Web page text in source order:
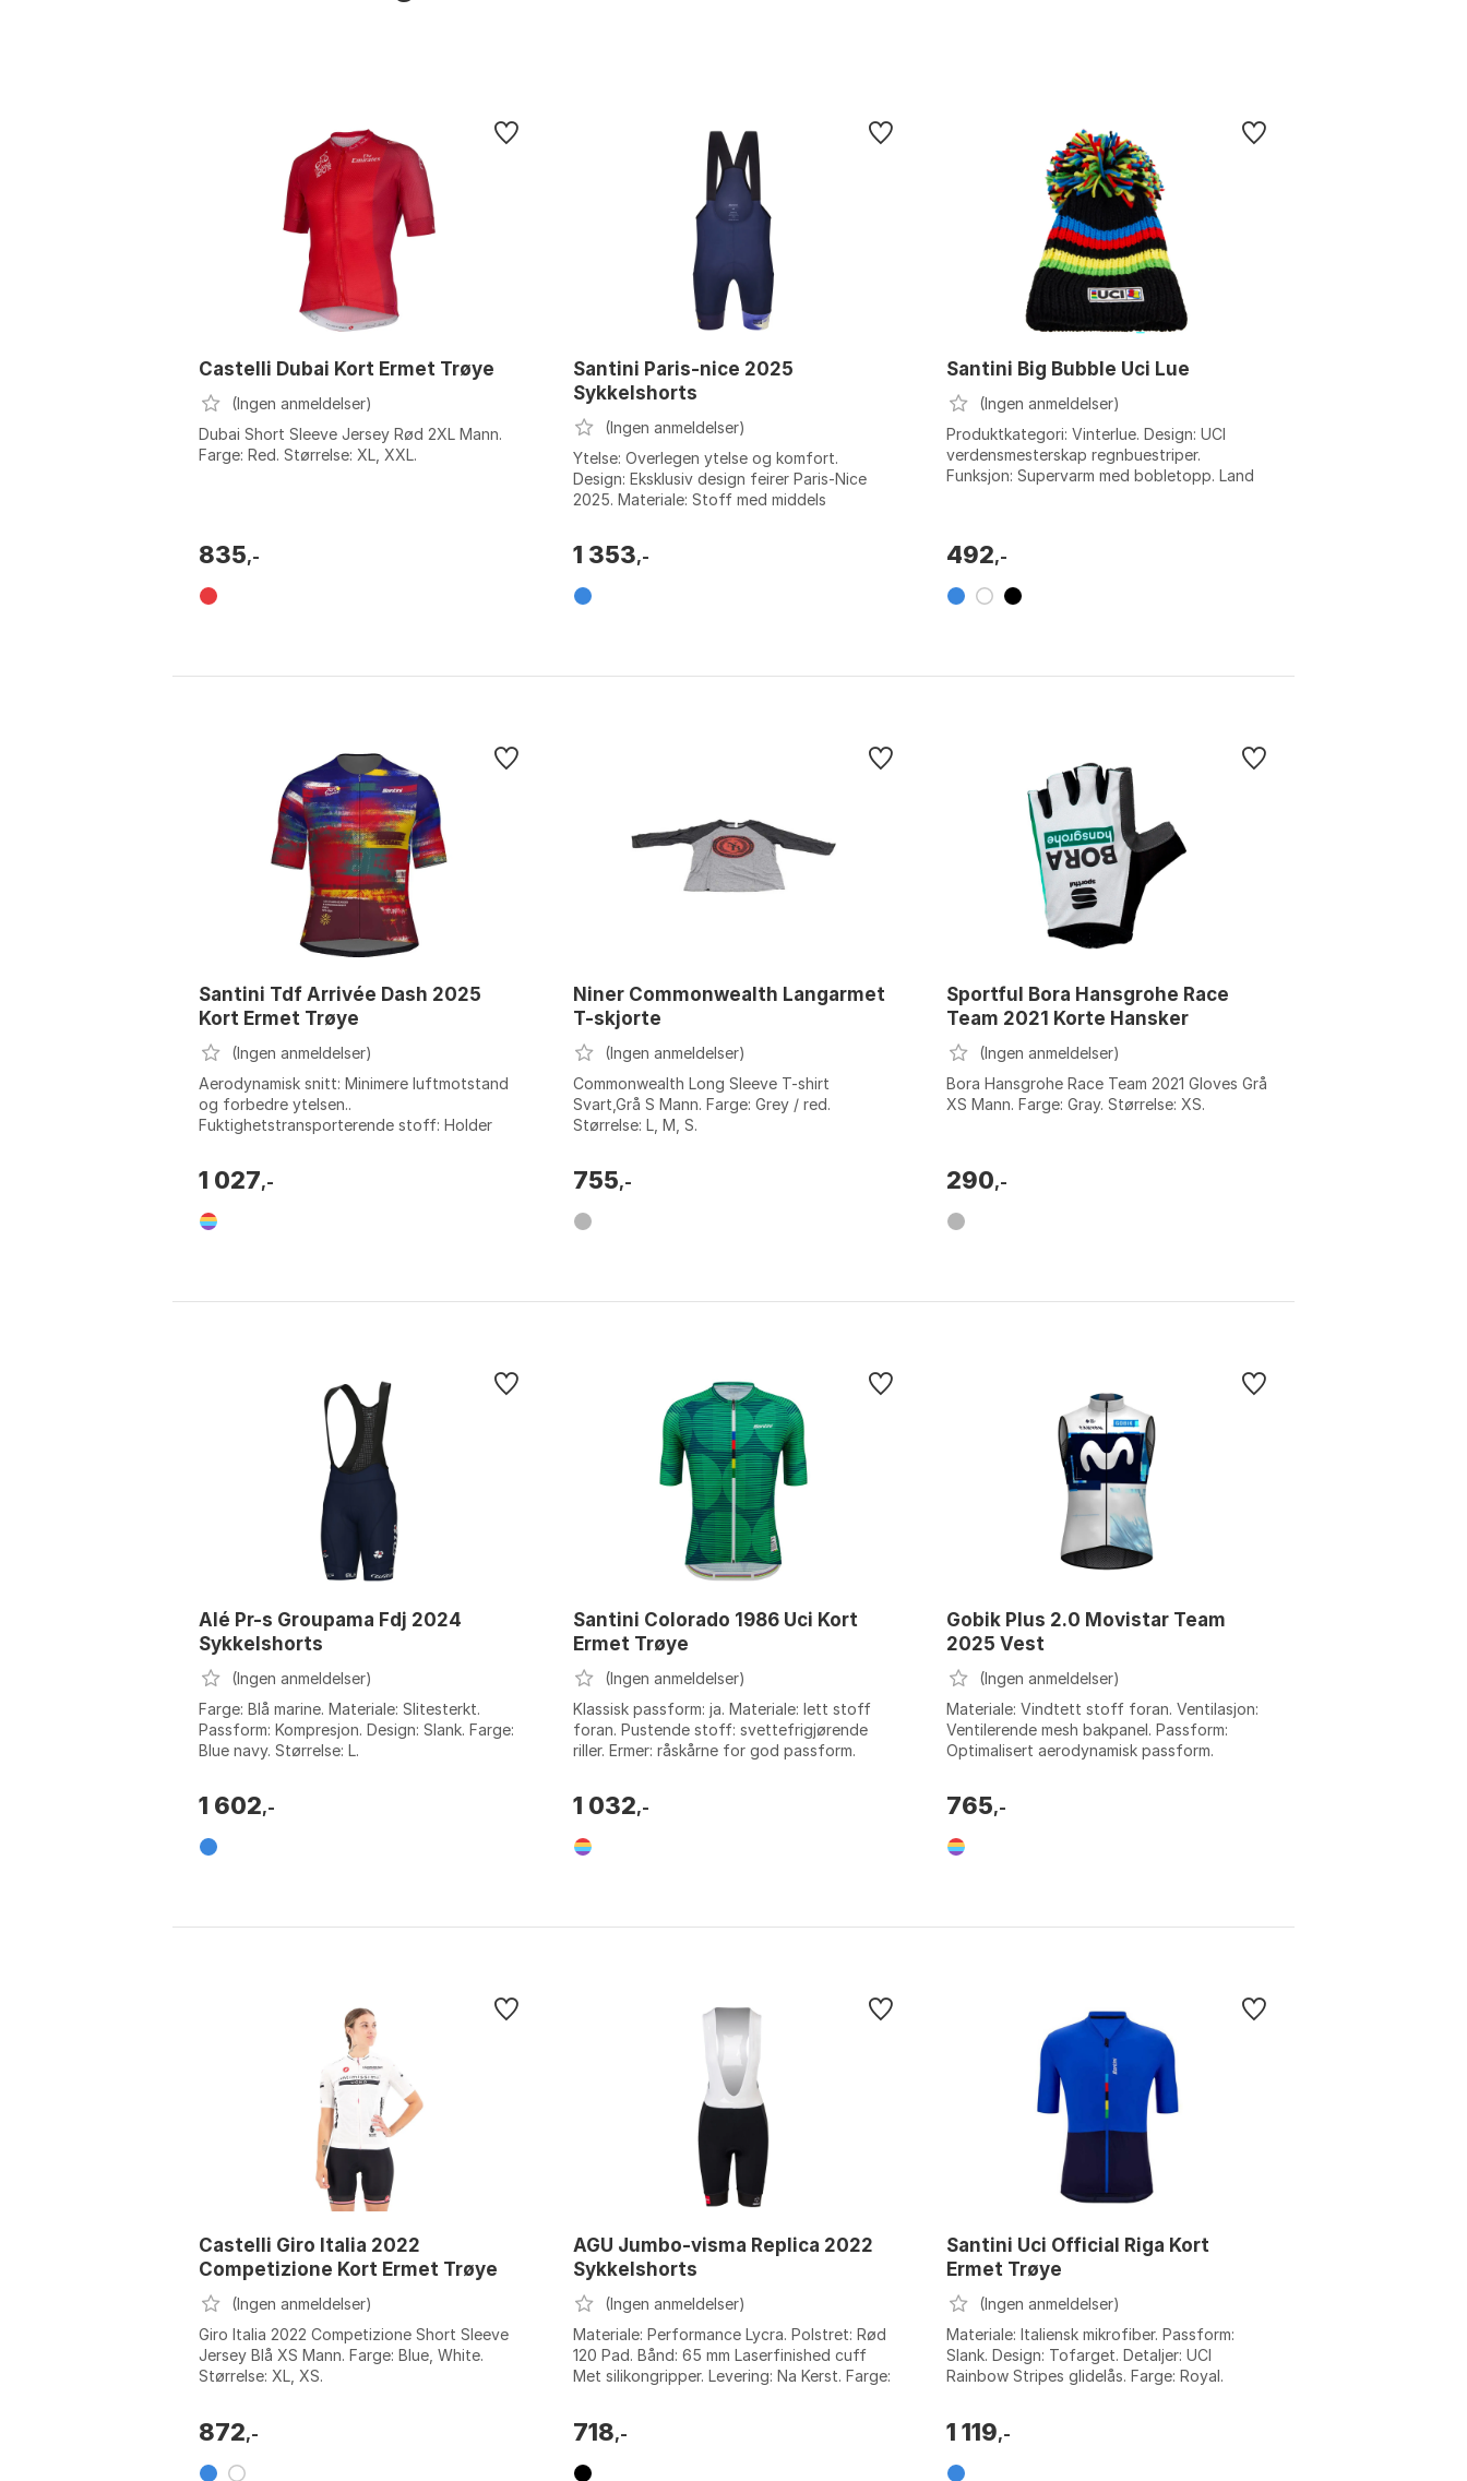
Castelli Dubai Kort Ermet Trøye
(Ingen anmeldelser)
Dubai Short Sleeve Jersey Rød 2XL Mann.
Farge: Red. Størrelse: XL, XXL.
835,-
Santini Paris-nice 2025
Sykkelshorts
(Ingen anmeldelser)
Ytelse: Overlegen ytelse og komfort.
Design: Eksklusiv design feirer Paris-Nice
2025. Materiale: Stoff med middels
1 353,-
Santini Big Bubble Uci Lue
(Ingen anmeldelser)
Produktkategori: Vinterlue. Design: UCI
verdensmesterskap regnbuestriper.
Funksjon: Supervarm med bobletopp. Land
492,-
Santini Tdf Arrivée Dash 2025
Kort Ermet Trøye
(Ingen anmeldelser)
Aerodynamisk snitt: Minimere luftmotstand
og forbedre ytelsen..
Fuktighetstransporterende stoff: Holder
1 027,-
Niner Commonwealth Langarmet
T-skjorte
(Ingen anmeldelser)
Commonwealth Long Sleeve T-shirt
Svart,Grå S Mann. Farge: Grey / red.
Størrelse: L, M, S.
755,-
Sportful Bora Hansgrohe Race
Team 2021 Korte Hansker
(Ingen anmeldelser)
Bora Hansgrohe Race Team 2021 Gloves Grå
XS Mann. Farge: Gray. Størrelse: XS.
290,-
Alé Pr-s Groupama Fdj 2024
Sykkelshorts
(Ingen anmeldelser)
Farge: Blå marine. Materiale: Slitesterkt.
Passform: Kompresjon. Design: Slank. Farge:
Blue navy. Størrelse: L.
1 602,-
Santini Colorado 1986 Uci Kort
Ermet Trøye
(Ingen anmeldelser)
Klassisk passform: ja. Materiale: lett stoff
foran. Pustende stoff: svettefrigjørende
riller. Ermer: råskårne for god passform.
1 032,-
Gobik Plus 2.0 Movistar Team
2025 Vest
(Ingen anmeldelser)
Materiale: Vindtett stoff foran. Ventilasjon:
Ventilerende mesh bakpanel. Passform:
Optimalisert aerodynamisk passform.
765,-
Castelli Giro Italia 2022
Competizione Kort Ermet Trøye
(Ingen anmeldelser)
Giro Italia 2022 Competizione Short Sleeve
Jersey Blå XS Mann. Farge: Blue, White.
Størrelse: XL, XS.
872,-
AGU Jumbo-visma Replica 2022
Sykkelshorts
(Ingen anmeldelser)
Materiale: Performance Lycra. Polstret: Rød
120 Pad. Bånd: 65 mm Laserfinished cuff
Met silikongripper. Levering: Na Kerst. Farge:
718,-
Santini Uci Official Riga Kort
Ermet Trøye
(Ingen anmeldelser)
Materiale: Italiensk mikrofiber. Passform:
Slank. Design: Tofarget. Detaljer: UCI
Rainbow Stripes glidelås. Farge: Royal.
1 119,-